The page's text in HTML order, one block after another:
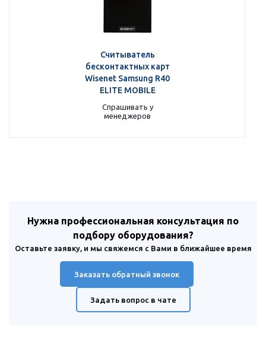
Считыватель
бесконтактных карт
Wisenet Samsung R40
ELITE MOBILE
Спрашивать у
менеджеров
Нужна профессиональная консультация по
подбору оборудования?
Оставьте заявку, и мы свяжемся с Вами в ближайшее время
Заказать обратный звонок
Задать вопрос в чате